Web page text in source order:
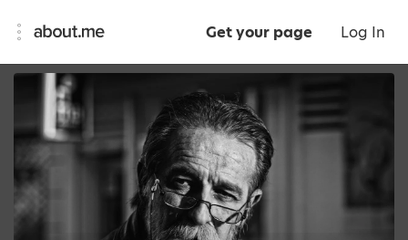
Get your page Log In